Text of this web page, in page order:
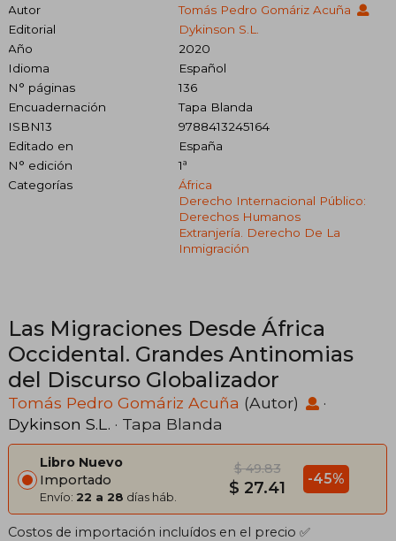
Autor
Tomás Pedro Gomáriz Acuña
Editorial
Dykinson S.L.
Año
2020
Idioma
Español
N° páginas
136
Encuadernación
Tapa Blanda
ISBN13
9788413245164
Editado en
España
N° edición
1ª
Categorías
África
Derecho Internacional Público:
Derechos Humanos
Extranjería. Derecho De La
Inmigración
Las Migraciones Desde África
Occidental. Grandes Antinomias
del Discurso Globalizador
Tomás Pedro Gomáriz Acuña (Autor)
·
Dykinson S.L. · Tapa Blanda
Libro Nuevo
Importado
Envío: 22 a 28 días háb.
$ 49.83
$ 27.41 -45%
Costos de importación incluídos en el precio ✅